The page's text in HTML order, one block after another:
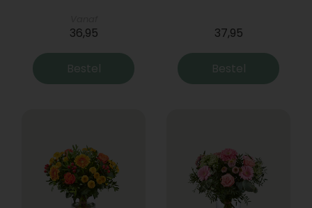
36,95
Bestel
37,95
Bestel